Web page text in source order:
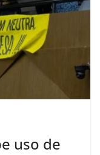
uso de